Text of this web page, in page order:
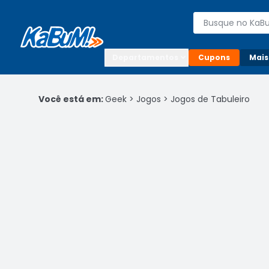
Buscar
Cupons
Você está em:Geek > Jogos > Jogos de Tabuleiro